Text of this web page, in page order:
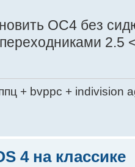
ОС4 без
+ bvppc + indivision
4 на классике